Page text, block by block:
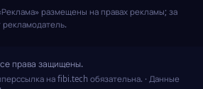
размещены на правах рекламы; за
права защищены.
на fibi.tech обязательна. · Данные